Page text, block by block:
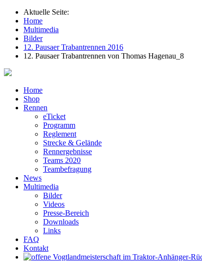
Aktuelle Seite:
Home
Multimedia
Bilder
12. Pausaer Trabantrennen 2016
12. Pausaer Trabantrennen von Thomas Hagenau_8
Home
Shop
Rennen
eTicket
Programm
Reglement
Strecke & Gelände
Rennergebnisse
Teams 2020
Teambefragung
News
Multimedia
Bilder
Videos
Presse-Bereich
Downloads
Links
FAQ
Kontakt